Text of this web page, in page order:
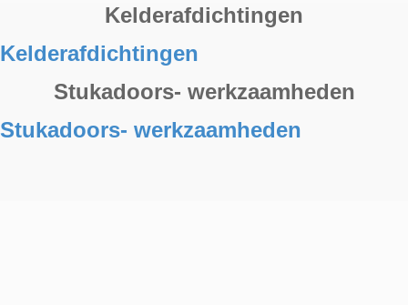
Kelderafdichtingen
Kelderafdichtingen
Stukadoors- werkzaamheden
Stukadoors- werkzaamheden